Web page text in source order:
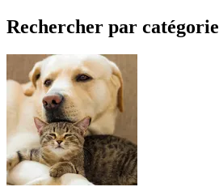
Rechercher par catégorie